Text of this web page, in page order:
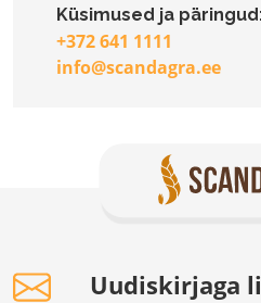
Küsimused ja
+372 641 1111
info@scandagra.ee
Uudiskirjaga